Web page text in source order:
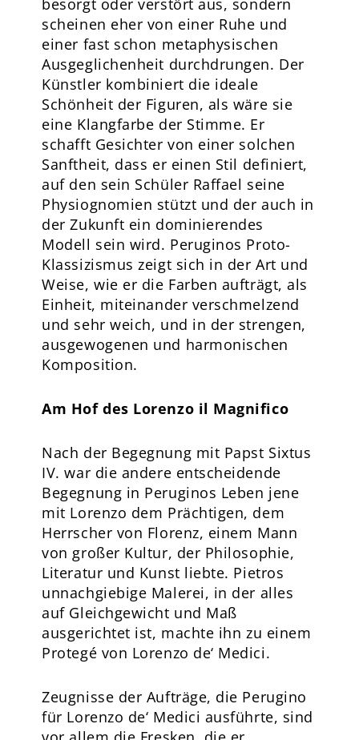
besorgt oder verstört aus, sondern
scheinen eher von einer Ruhe und
einer fast schon metaphysischen
Ausgeglichenheit durchdrungen. Der
Künstler kombiniert die ideale
Schönheit der Figuren, als wäre sie
eine Klangfarbe der Stimme. Er
schafft Gesichter von einer solchen
Sanftheit, dass er einen Stil definiert,
auf den sein Schüler Raffael seine
Physiognomien stützt und der auch in
der Zukunft ein dominierendes
Modell sein wird. Peruginos Proto-
Klassizismus zeigt sich in der Art und
Weise, wie er die Farben aufträgt, als
Einheit, miteinander verschmelzend
und sehr weich, und in der strengen,
ausgewogenen und harmonischen
Komposition.
Am Hof des Lorenzo il Magnifico
Nach der Begegnung mit Papst Sixtus
IV. war die andere entscheidende
Begegnung in Peruginos Leben jene
mit Lorenzo dem Prächtigen, dem
Herrscher von Florenz, einem Mann
von großer Kultur, der Philosophie,
Literatur und Kunst liebte. Pietros
unnachgiebige Malerei, in der alles
auf Gleichgewicht und Maß
ausgerichtet ist, machte ihn zu einem
Protegé von Lorenzo de‘ Medici.
Zeugnisse der Aufträge, die Perugino
für Lorenzo de‘ Medici ausführte, sind